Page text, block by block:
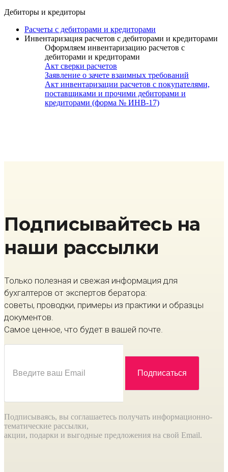
Дебиторы и кредиторы
Расчеты с дебиторами и кредиторами
Инвентаризация расчетов с дебиторами и кредиторами
Оформляем инвентаризацию расчетов с
дебиторами и кредиторами
Акт сверки расчетов
Заявление о зачете взаимных требований
Акт инвентаризации расчетов с покупателями,
поставщиками и прочими дебиторами и
кредиторами (форма № ИНВ-17)
Подписывайтесь на
наши рассылки
Только полезная и свежая информация для
бухгалтеров от экспертов бератора:
советы, проводки, примеры из практики и образцы
документов.
Самое ценное, что будет в вашей почте.
Подписываясь, вы соглашаетесь получать информационно-
тематические рассылки,
акции, подарки и выгодные предложения на свой Email.